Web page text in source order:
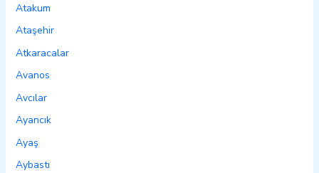
Atakum
Ataşehir
Atkaracalar
Avanos
Avcılar
Ayancık
Ayaş
Aybastı